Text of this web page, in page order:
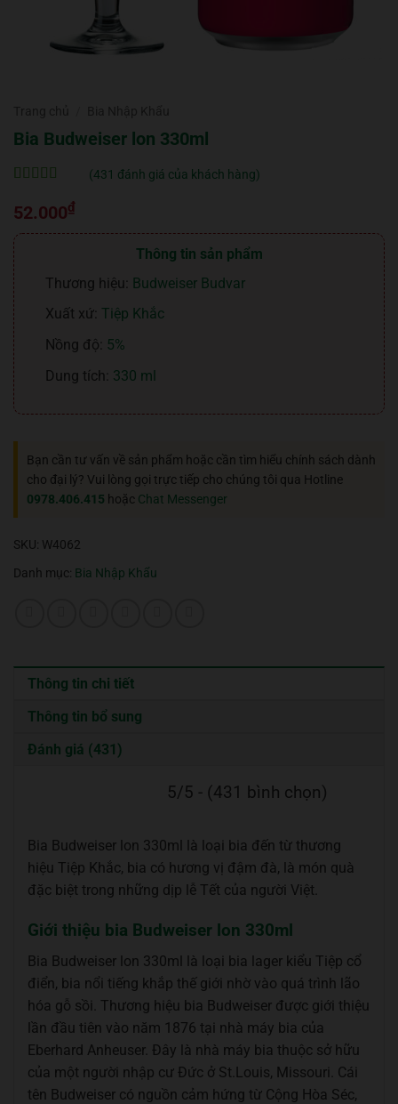
Bia Budweiser lon 330ml
trên đánh
giá
(431 đánh giá của khách hàng)
52.000₫
Thông tin sản phẩm
Thương hiệu: Budweiser Budvar
Xuất xứ: Tiệp Khắc
Nồng độ: 5%
Dung tích: 330 ml
Bạn cần tư vấn về sản phẩm hoặc cần tìm hiểu chính sách dành
cho đại lý? Vui lòng gọi trực tiếp cho chúng tôi qua Hotline
0978.406.415 hoặc Chat Messenger
SKU: W4062
Danh mục: Bia Nhập Khẩu
Thông tin chi tiết
Thông tin bổ sung
Đánh giá (431)
5/5 - (431 bình chọn)
Bia Budweiser lon 330ml là loại bia đến từ thương
hiệu Tiệp Khắc, bia có hương vị đậm đà, là món quà
đặc biệt trong những dịp lễ Tết của người Việt.
Giới thiệu bia Budweiser lon 330ml
Bia Budweiser lon 330ml là loại bia lager kiểu Tiệp cổ
điển, bia nổi tiếng khắp thế giới nhờ vào quá trình lão
hóa gỗ sồi. Thương hiệu bia Budweiser được giới thiệu
lần đầu tiên vào năm 1876 tại nhà máy bia của
Eberhard Anheuser. Đây là nhà máy bia thuộc sở hữu
của một người nhập cư Đức ở St.Louis, Missouri. Cái
tên Budweiser có nguồn cảm hứng từ Cộng Hòa Séc,